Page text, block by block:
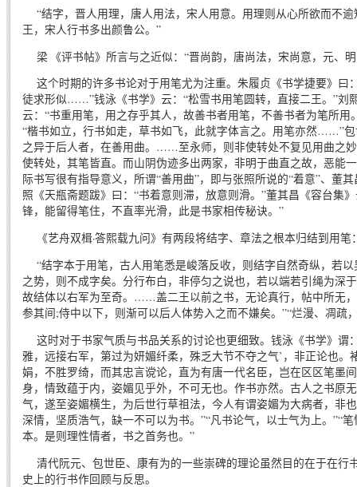
“结字，晋人用理，唐人用法，宋人用意。用理则从心所欲而不
王，宋人行书多出颜鲁公。”
梁 《评书帖》所言与之近似：“晋尚韵，唐尚法，宋尚意，元、
这个时期的许多书论对于用笔尤为注重。朱履贞《书学捷要》曰
徒求形似……”钱泳《书学》云：“松雪书用笔圆转，直接二王。”刘
云：“书重用笔，用之存乎其人，故善书者用笔，不善书者为笔所用
“楷书如立，行书如走，草书如飞，此就字体言之。用笔亦然……”
之异于后人者，在善用曲。……至永师，则非使转处不复见用曲之
使转处，其笔皆直。而山阴伪迹多出两家，非明于曲直之故，恶能
际书写很有指导意义，所谓“善用曲”，即与张照所说的“着意”、董
照《天瓶斋题跋》曰：“书着意则滞，放意则滑。”董其昌《容台集
锋，能留得笔住，不直率光滑，此是书家相传秘诀。”
《艺舟双楫·答熙载九问》有两段将结字、章法之根本归结到用笔
“结字本于用笔，古人用笔悉是峻落反收，则结字自然奇纵，若
之势，则不成字矣。分行布白，非停匀之说也，若以端若引绳为深
故结体以右军为至奇。……盖二王以前之书，无论真行，帖中所无
参其间;侍中以下，则渐可以后人体势入之而不嫌矣。”“烂漫、凋疏
这时对于书家气质与书品关系的讨论也更细致。钱泳《书学》谓
雅，远接右军，第过为妍媚纤柔，殊乏大节不夺之气’，非正论也。
娟，不胜罗绮，而其忠言谠论，直为有唐一代名臣，岂在区区笔墨
身，情致蕴于内，姿媚见乎外，不可无也。作书亦然。古人之书原
气，遂至姿媚横生，为后世行草祖法，今人有谓姿媚为大病者，非
深情，坚质浩气，缺一不可以为书。”“凡书论气，以士气为上。”“
本。是则理性情者，书之首务也。”
清代阮元、包世臣、康有为的一些崇碑的理论虽然目的在于在行
史上的行书作回顾与反思。